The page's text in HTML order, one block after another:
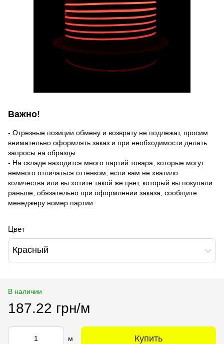
Важно!
- Отрезные позиции обмену и возврату не подлежат, просим
внимательно оформлять заказ и при необходимости делать
запросы на образцы.
- На складе находится много партий товара, которые могут
немного отличаться оттенком, если вам не хватило
количества или вы хотите такой же цвет, который вы покупали
раньше, обязательно при оформлении заказа, сообщите
менеджеру номер партии.
Цвет
Красный
В наличии
187.22 грн/м
м Купить